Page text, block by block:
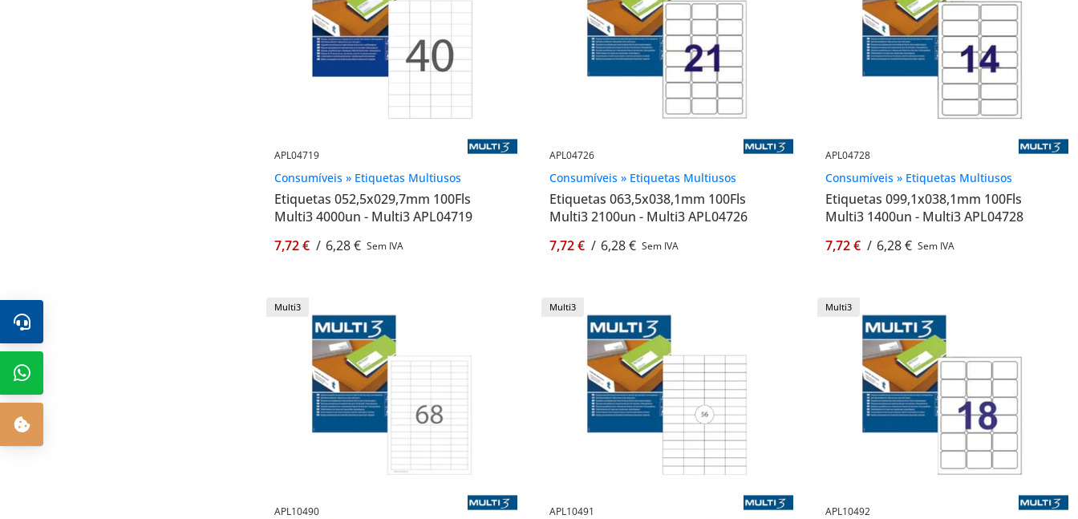
APL04719
Consumíveis » Etiquetas Multiusos
Etiquetas 052,5x029,7mm 100Fls
Multi3 4000un - Multi3 APL04719
7,72 € / 6,28 € Sem IVA
APL04726
Consumíveis » Etiquetas Multiusos
Etiquetas 063,5x038,1mm 100Fls
Multi3 2100un - Multi3 APL04726
7,72 € / 6,28 € Sem IVA
APL04728
Consumíveis » Etiquetas Multiusos
Etiquetas 099,1x038,1mm 100Fls
Multi3 1400un - Multi3 APL04728
7,72 € / 6,28 € Sem IVA
Multi3
APL10490
Multi3
APL10491
Multi3
APL10492